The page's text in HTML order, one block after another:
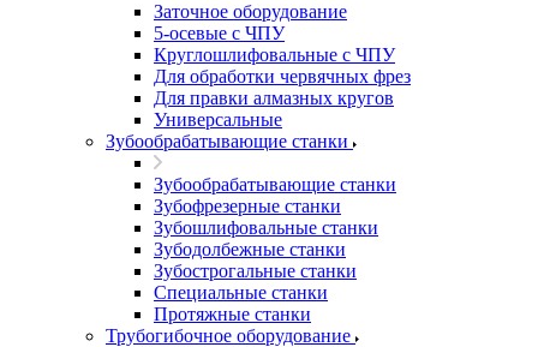
Заточное оборудование
5-осевые с ЧПУ
Круглошлифовальные с ЧПУ
Для обработки червячных фрез
Для правки алмазных кругов
Универсальные
Зубообрабатывающие станки
Зубообрабатывающие станки
Зубофрезерные станки
Зубошлифовальные станки
Зубодолбежные станки
Зубострогальные станки
Специальные станки
Протяжные станки
Трубогибочное оборудование